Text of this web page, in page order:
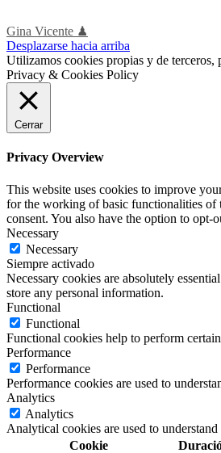
Gina Vicente ♟
Desplazarse hacia arriba
Utilizamos cookies propias y de terceros,
Privacy & Cookies Policy
Cerrar
Privacy Overview
This website uses cookies to improve
for the working of basic functionalities of
consent. You also have the option to
Necessary
Necessary
Siempre activado
Necessary cookies are absolutely
store any personal information.
Functional
Functional
Functional cookies help to perform
Performance
Performance
Performance cookies are used to
Analytics
Analytics
Analytical cookies are used to
Cookie